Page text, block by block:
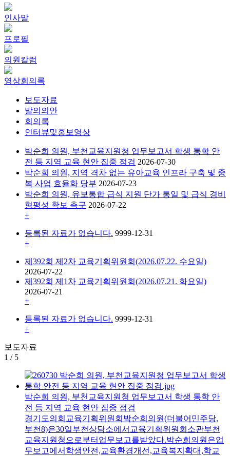
인사말
프로필
의원칼럼
영상회의록
보도자료
발의의안
회의록
인터뷰및홍보영상
박순희 의원, 부천교육지원청 업무보고서 학생 통학 안
전 등 지역 교육 현안 집중 점검 2026-07-30
박순희 의원, 지역 격차 없는 유아교육 인프라 구축 및 중
복 사업 효율화 당부 2026-07-23
박순희 의원, 유보통합 급식 지원 단가 통일 및 급식 경비
형평성 확보 촉구 2026-07-22
+
등록된 자료가 없습니다. 9999-12-31
+
제392회 제2차 교육기획위원회(2026.07.22. 수요일)
2026-07-22
제392회 제1차 교육기획위원회(2026.07.21. 화요일)
2026-07-21
+
등록된 자료가 없습니다. 9999-12-31
+
보도자료
1 / 5
박순희 의원, 부천교육지원청 업무보고서 학생 통학 안
전 등 지역 교육 현안 집중 점검
경기도의회교육기획위원회박순희의원(더불어민주당,
부천8)은30일부천상담소에서교육기획위원회소관부천
교육지원청으로부터업무보고를받았다.박순희의원은업
무보고에서학생안전,교육환경개선,교육복지확대,학교